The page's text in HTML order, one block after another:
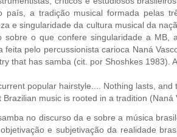
país, a tradição musical formada pelas
e singularidade da cultura musical da
sobre o que confere singularidade a MB,
feita pelo percussionista carioca Naná
that has samba (cit. por Shoshkes 1983).
popular hairstyle.... Nothing lasts,
Brazilian music is rooted in a tradition
no discurso da e sobre a música
e subjetivação da realidade